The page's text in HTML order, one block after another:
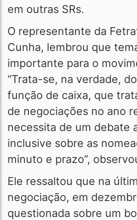
em outras SRs.
O representante da
Cunha, lembrou que
importante para o
“Trata-se, na verdade,
função de caixa, que
de negociações no ano
necessita de um debate
inclusive sobre as
minuto e prazo”,
Ele ressaltou que na
negociação, em
questionada sobre um